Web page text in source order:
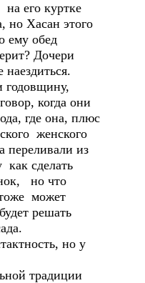
его куртке
но Хасан этого
ему обед
Дочери
годовщину,
когда они
где она, плюс
женского
переливали из
как сделать
но что
может
решать
но у
традиции